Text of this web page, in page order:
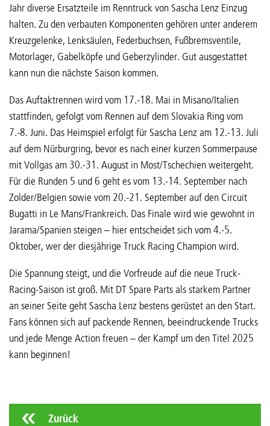
Jahr diverse Ersatzteile im Renntruck von Sascha Lenz Einzug
halten. Zu den verbauten Komponenten gehören unter anderem
Kreuzgelenke, Lenksäulen, Federbuchsen, Fußbremsventile,
Motorlager, Gabelköpfe und Geberzylinder. Gut ausgestattet
kann nun die nächste Saison kommen.
Das Auftaktrennen wird vom 17.-18. Mai in Misano/Italien
stattfinden, gefolgt vom Rennen auf dem Slovakia Ring vom
7.-8. Juni. Das Heimspiel erfolgt für Sascha Lenz am 12.-13. Juli
auf dem Nürburgring, bevor es nach einer kurzen Sommerpause
mit Vollgas am 30.-31. August in Most/Tschechien weitergeht.
Für die Runden 5 und 6 geht es vom 13.-14. September nach
Zolder/Belgien sowie vom 20.-21. September auf den Circuit
Bugatti in Le Mans/Frankreich. Das Finale wird wie gewohnt in
Jarama/Spanien steigen – hier entscheidet sich vom 4.-5.
Oktober, wer der diesjährige Truck Racing Champion wird.
Die Spannung steigt, und die Vorfreude auf die neue Truck-
Racing-Saison ist groß. Mit DT Spare Parts als starkem Partner
an seiner Seite geht Sascha Lenz bestens gerüstet an den Start.
Fans können sich auf packende Rennen, beeindruckende Trucks
und jede Menge Action freuen – der Kampf um den Titel 2025
kann beginnen!
Zurück